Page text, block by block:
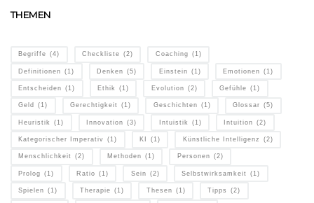
THEMEN
Begriffe (4) Checkliste (2) Coaching (1)
Definitionen (1) Denken (5) Einstein (1) Emotionen (1)
Entscheiden (1) Ethik (1) Evolution (2) Gefühle (1)
Geld (1) Gerechtigkeit (1) Geschichten (1) Glossar (5)
Heuristik (1) Innovation (3) Intuistik (1) Intuition (2)
Kategorischer Imperativ (1) KI (1) Künstliche Intelligenz (2)
Menschlichkeit (2) Methoden (1) Personen (2)
Prolog (1) Ratio (1) Sein (2) Selbstwirksamkeit (1)
Spielen (1) Therapie (1) Thesen (1) Tipps (2)